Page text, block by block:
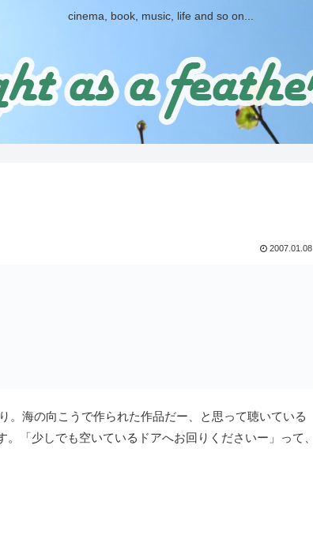
cinema, book, music, life and so on...
2007.01.08
海の向こうで作られた作品だー、と思って聴いている
「少しでも空いているドアへお回りくださいー」って、